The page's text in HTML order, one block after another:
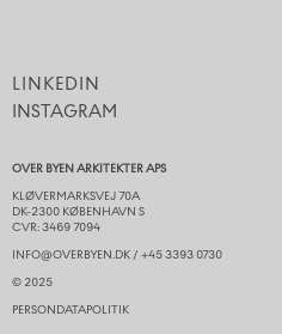
LINKEDIN
INSTAGRAM
OVER BYEN ARKITEKTER APS
KLØVERMARKSVEJ 70A
DK-2300 KØBENHAVN S
CVR: 3469 7094
INFO@OVERBYEN.DK / +45 3393 0730
© 2025​
PERSONDATAPOLITIK